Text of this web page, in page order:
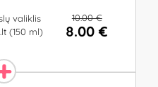
valiklis
(150 ml)
10.00 €
8.00 €